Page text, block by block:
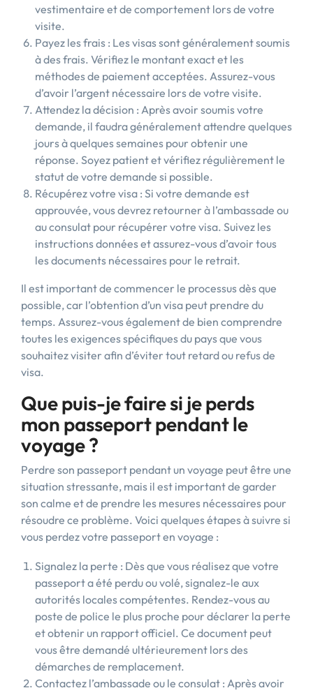
vestimentaire et de comportement lors de votre
visite.
Payez les frais : Les visas sont généralement soumis
à des frais. Vérifiez le montant exact et les
méthodes de paiement acceptées. Assurez-vous
d’avoir l’argent nécessaire lors de votre visite.
Attendez la décision : Après avoir soumis votre
demande, il faudra généralement attendre quelques
jours à quelques semaines pour obtenir une
réponse. Soyez patient et vérifiez régulièrement le
statut de votre demande si possible.
Récupérez votre visa : Si votre demande est
approuvée, vous devrez retourner à l’ambassade ou
au consulat pour récupérer votre visa. Suivez les
instructions données et assurez-vous d’avoir tous
les documents nécessaires pour le retrait.
Il est important de commencer le processus dès que
possible, car l’obtention d’un visa peut prendre du
temps. Assurez-vous également de bien comprendre
toutes les exigences spécifiques du pays que vous
souhaitez visiter afin d’éviter tout retard ou refus de
visa.
Que puis-je faire si je perds
mon passeport pendant le
voyage ?
Perdre son passeport pendant un voyage peut être une
situation stressante, mais il est important de garder
son calme et de prendre les mesures nécessaires pour
résoudre ce problème. Voici quelques étapes à suivre si
vous perdez votre passeport en voyage :
Signalez la perte : Dès que vous réalisez que votre
passeport a été perdu ou volé, signalez-le aux
autorités locales compétentes. Rendez-vous au
poste de police le plus proche pour déclarer la perte
et obtenir un rapport officiel. Ce document peut
vous être demandé ultérieurement lors des
démarches de remplacement.
Contactez l’ambassade ou le consulat : Après avoir